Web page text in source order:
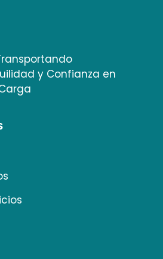
y Confianza en